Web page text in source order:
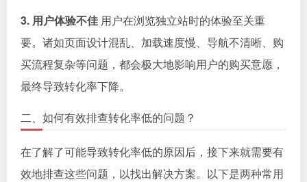
3. 用户体验不佳 用户在浏览独立站时的体验至关重
要。诸如页面设计混乱、加载速度慢、导航不清晰、购
买流程复杂等问题，都会极大地影响用户的购买意愿，
最终导致转化率下降。
二、如何有效排查转化率低的问题？
在了解了可能导致转化率低的原因后，接下来就需要有
效地排查这些问题，以找出解决方案。以下是两种常用